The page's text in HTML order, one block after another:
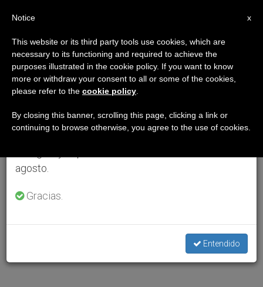
×
Aviso importante
Del 27 de julio al 7 de agosto haremos la pausa
anual, aprovechando que en el periodo de verano
se generan menos informaciones y también el
agosto.
Gracias.
Entendido
x
Notice
This website or its third party tools use cookies, which are
necessary to its functioning and required to achieve the
purposes illustrated in the cookie policy. If you want to know
more or withdraw your consent to all or some of the cookies,
please refer to the cookie policy
By closing this banner, scrolling this page, clicking a link or
continuing to browse otherwise, you agree to the use of cookies.